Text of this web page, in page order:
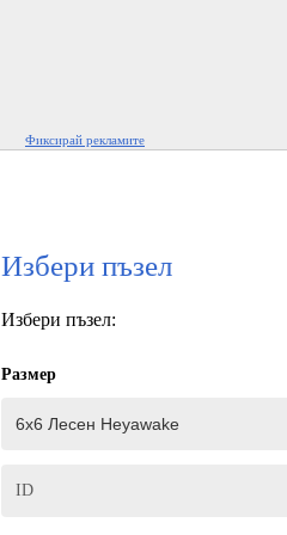
Фиксирай рекламите
Избери пъзел
Избери пъзел:
Размер
ID